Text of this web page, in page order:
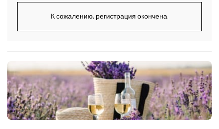
К сожалению, регистрация окончена.